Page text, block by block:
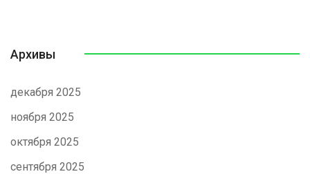
Архивы
декабря 2025
ноября 2025
октября 2025
сентября 2025